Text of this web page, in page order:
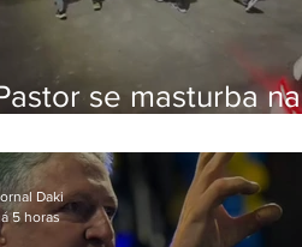
se masturba na
na Zona Oeste
Daki
5 horas